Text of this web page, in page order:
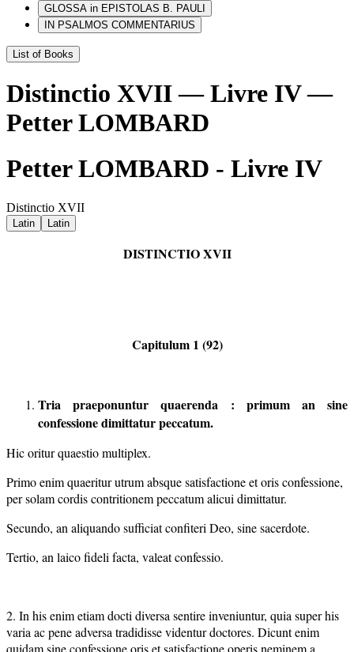
GLOSSA in EPISTOLAS B. PAULI
IN PSALMOS COMMENTARIUS
List of Books
Distinctio XVII — Livre IV —
Petter LOMBARD
Petter LOMBARD - Livre IV
Distinctio XVII
Latin Latin
DISTINCTIO XVII
Capitulum 1 (92)
Tria praeponuntur quaerenda : primum an sine
confessione dimittatur peccatum.
Hic oritur quaestio multiplex.
Primo enim quaeritur utrum absque satisfactione et oris confessione,
per solam cordis contritionem peccatum alicui dimittatur.
Secundo, an aliquando sufficiat confiteri Deo, sine sacerdote.
Tertio, an laico fideli facta, valeat confessio.
2. In his enim etiam docti diversa sentire inveniuntur, quia super his
varia ac pene adversa tradidisse videntur doctores. Dicunt enim
quidam sine confessione oris et satisfactione operis neminem a